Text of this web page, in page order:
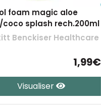
foam magic aloe
splash rech.200ml
Benckiser Healthcare
1,99€
Visualiser